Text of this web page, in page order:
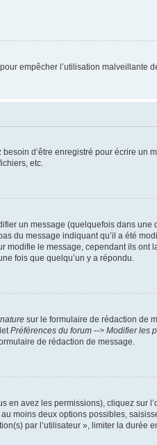
empêcher l’utilisation malveillante
d’être enregistré pour écrire un
etc.
un message (quelquefois dans
du message indiquant qu’il a été
modifie le message, cependant ils ont
fois que quelqu’un y a répondu.
sur le formulaire de rédaction de
Préférences du forum --> Modifier les
de rédaction de message.
en avez les permissions), cliquez sur
moins deux options possibles,
par l’utilisateur », limiter la durée